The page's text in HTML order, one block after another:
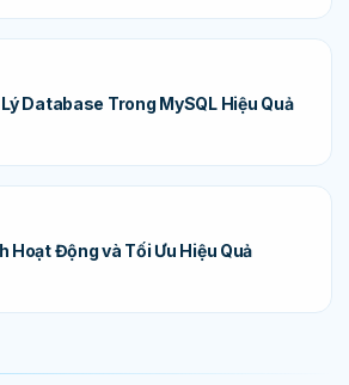
Database Trong MySQL Hiệu Quả
Hoạt Động và Tối Ưu Hiệu Quả